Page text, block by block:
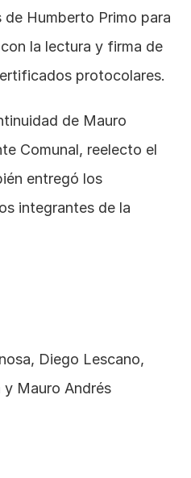
Humberto Primo para
la lectura y firma de
protocolares.
de Mauro
Comunal, reelecto el
entregó los
integrantes de la
Diego Lescano,
y Mauro Andrés